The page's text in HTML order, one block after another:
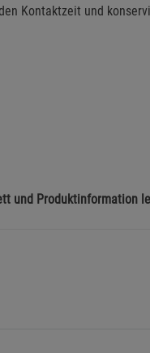
Kontaktzeit und
und Produktinformation